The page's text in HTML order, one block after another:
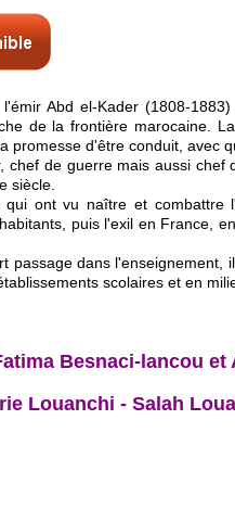
Abd el-Kader (1808-
de la frontière marocaine.
promesse d'être conduit, avec
chef de guerre mais aussi
siècle.
qui ont vu naître et combattre
puis l'exil en France,
dans
scolaires et en
Besnaci-lancou et
Louanchi - Salah